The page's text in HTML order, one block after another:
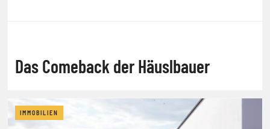
Das Comeback der Häuslbauer
IMMOBILIEN